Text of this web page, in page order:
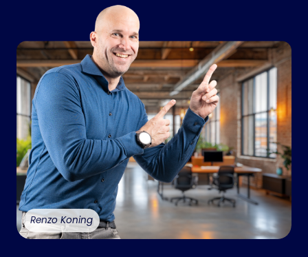
Renzo Koning